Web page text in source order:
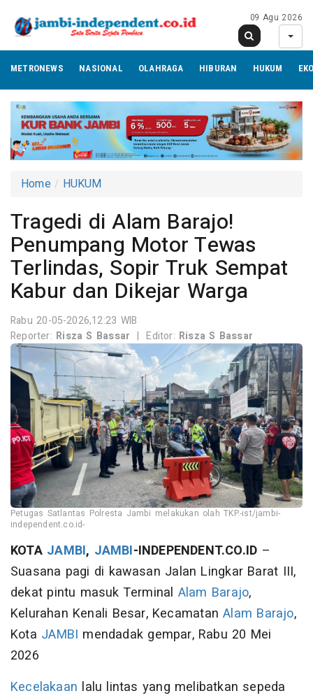
09 Agu 2026
METRONEWS NASIONAL OLAHRAGA HIBURAN HUKUM
Home HUKUM
Tragedi di Alam Barajo!
Penumpang Motor Tewas
Terlindas, Sopir Truk Sempat
Kabur dan Dikejar Warga
Rabu 20-05-2026,12:23 WIB
Reporter: Risza S Bassar | Editor: Risza S Bassar
Petugas Satlantas Polresta Jambi melakukan olah TKP.-ist/jambi-
independent.co.id-
KOTA JAMBI, JAMBI-INDEPENDENT.CO.ID –
Suasana pagi di kawasan Jalan Lingkar Barat III,
dekat pintu masuk Terminal Alam Barajo,
Kelurahan Kenali Besar, KecamatanAlam Barajo,
Kota JAMBI mendadak gempar, Rabu 20 Mei
2026
Kecelakaan lalu lintas yang melibatkan sepeda